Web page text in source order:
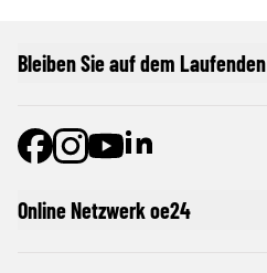
Online Netzwerk oe24
Bleiben Sie auf dem Laufenden